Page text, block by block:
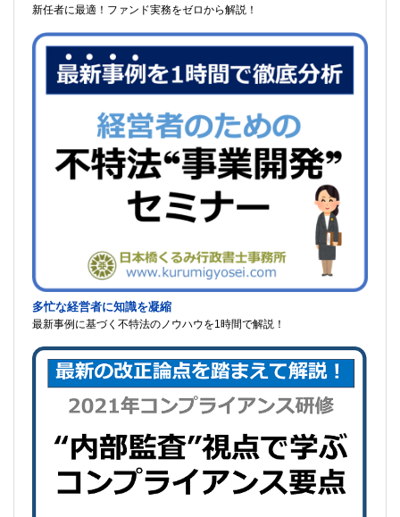
新任者に最適！ファンド実務をゼロから解説！
多忙な経営者に知識を凝縮
最新事例に基づく不特法のノウハウを1時間で解説！